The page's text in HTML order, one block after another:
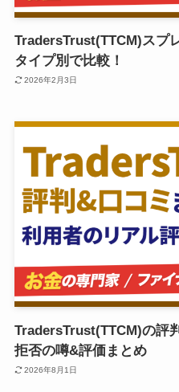
TradersTrust(TTCM)スプ
タイプ別で比較！
2026年2月3日
TradersTrust(TTCM)の評
拒否の噂&評価まとめ
2026年8月1日